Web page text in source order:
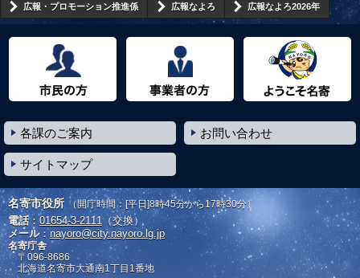
広報・プロモーション推進係 広報なよろ 広報なよろ2026年
各課のご案内 お問い合わせ
サイトマップ
名寄市役所 （開庁時間：[平日]8時45分から17時30分）
電話： 01654-3-2111 （交換）
メール： nayoro@city.nayoro.lg.jp
名寄庁舎
〒096-8686
北海道名寄市大通南1丁目1番地